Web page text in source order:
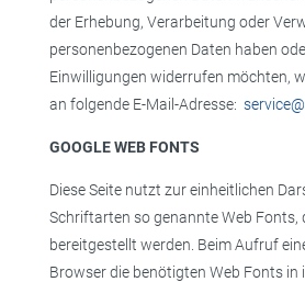
der Erhebung, Verarbeitung oder
personenbezogenen Daten haben
Einwilligungen widerrufen möchten,
an folgende E-Mail-Adresse:
GOOGLE WEB FONTS
Diese Seite nutzt zur einheitlichen
Schriftarten so genannte Web Fonts,
bereitgestellt werden. Beim Aufruf
Browser die benötigten Web Fonts in